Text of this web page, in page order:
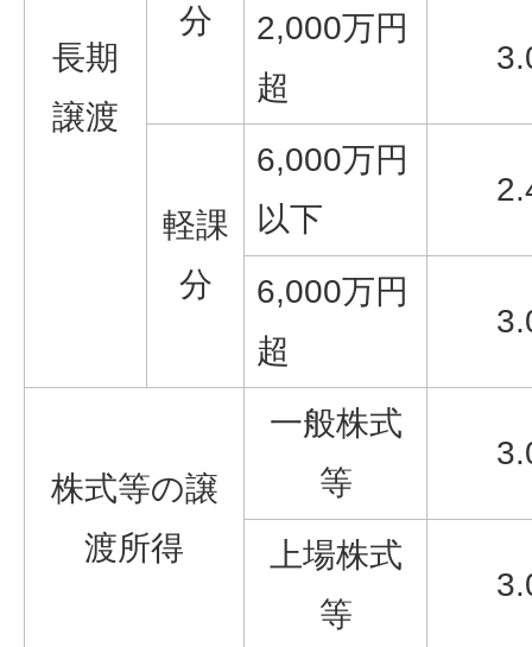
長期
譲渡
分
2,000万円
超
軽課
分
6,000万円
以下
6,000万円
超
株式等の譲
渡所得
一般株式
等
上場株式
等